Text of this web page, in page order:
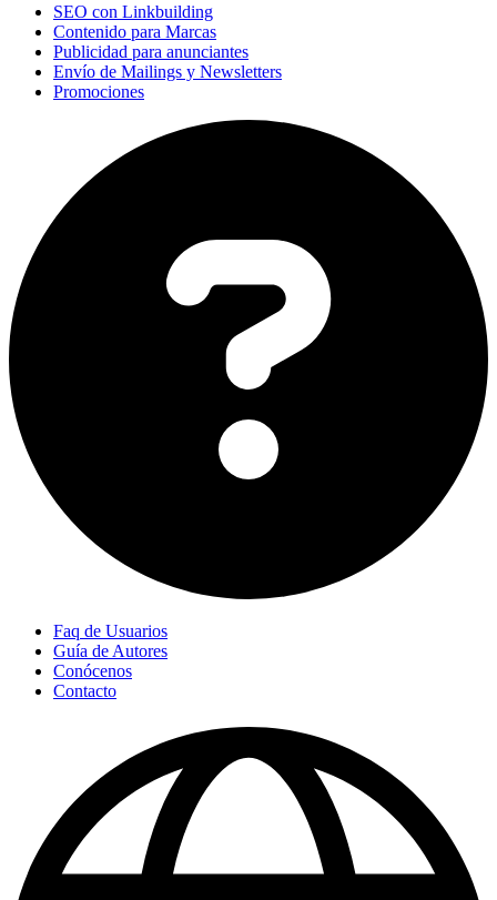
SEO con Linkbuilding
Contenido para Marcas
Publicidad para anunciantes
Envío de Mailings y Newsletters
Promociones
Faq de Usuarios
Guía de Autores
Conócenos
Contacto